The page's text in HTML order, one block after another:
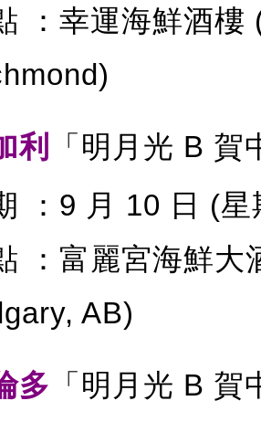
：幸運海鮮酒樓
利
「明月光 B
：9 月 10 日 (星
：富麗宮海鮮
AB)
多 「明月光 B